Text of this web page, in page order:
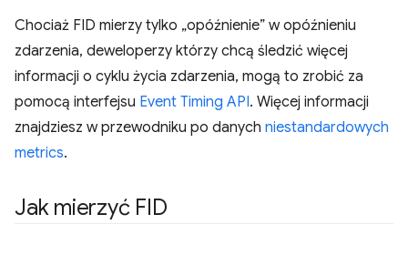
Chociaż FID mierzy tylko „opóźnienie” w opóźnieniu
zdarzenia, deweloperzy którzy chcą śledzić więcej
informacji o cyklu życia zdarzenia, mogą to zrobić za
pomocą interfejsu Event Timing API. Więcej informacji
znajdziesz w przewodniku po danych niestandardowych
metrics.
Jak mierzyć FID